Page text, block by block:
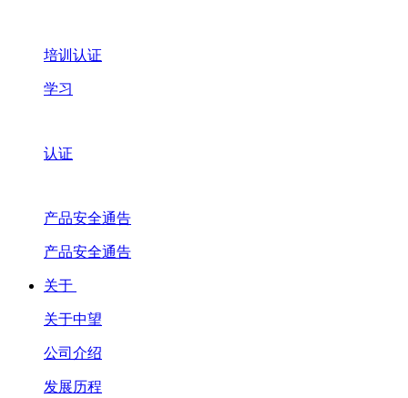
培训认证
学习
认证
产品安全通告
产品安全通告
关于
关于中望
公司介绍
发展历程